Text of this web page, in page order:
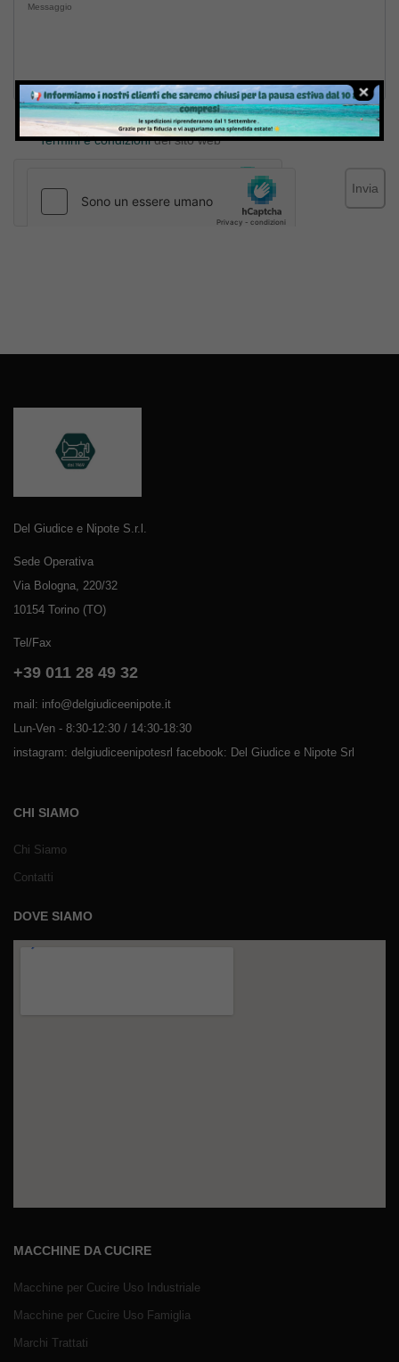
Inviando il messaggio confermo di aver letto e accettato
Termini e condizionidel sito web
Invia
Del Giudice e Nipote S.r.l.
Sede Operativa
Via Bologna, 220/32
10154 Torino (TO)
Tel/Fax
+39 011 28 49 32
mail: info@delgiudiceenipote.it
Lun-Ven - 8:30-12:30 / 14:30-18:30
instagram: delgiudiceenipotesrl facebook: Del Giudice e Nipote Srl
CHI SIAMO
Chi Siamo
Contatti
DOVE SIAMO
MACCHINE DA CUCIRE
Macchine per Cucire Uso Industriale
Macchine per Cucire Uso Famiglia
Marchi Trattati